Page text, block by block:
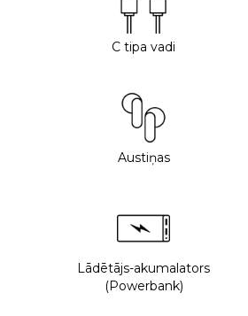
C tipa vadi
Austiņas
Lādētājs-akumalators
(Powerbank)